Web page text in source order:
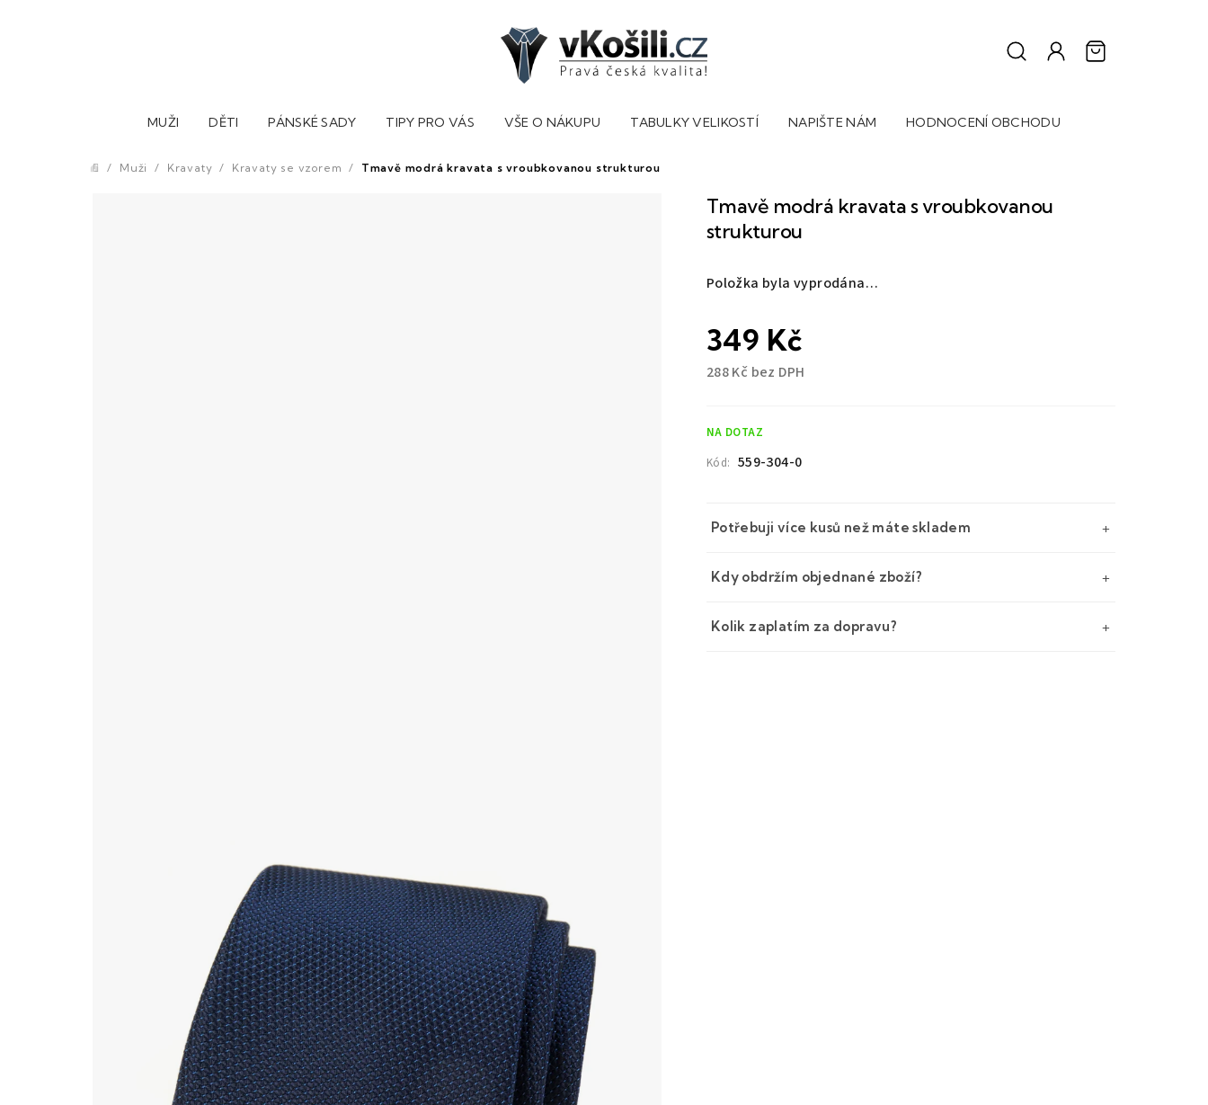
MUŽI DĚTI PÁNSKÉ SADY TIPY PRO VÁS VŠE O NÁKUPU TABULKY VELIKOSTÍ NAPIŠTE NÁM HODNOCENÍ OBCHODU
Domů
/ Muži / Kravaty / Kravaty se vzorem / Tmavě modrá kravata s vroubkovanou strukturou
Tmavě modrá kravata s vroubkovanou
strukturou
Položka byla vyprodána…
349 Kč
288 Kč bez DPH
NA DOTAZ
Kód: 559-304-0
Potřebuji více kusů než máte skladem
Kdy obdržím objednané zboží?
Kolik zaplatím za dopravu?